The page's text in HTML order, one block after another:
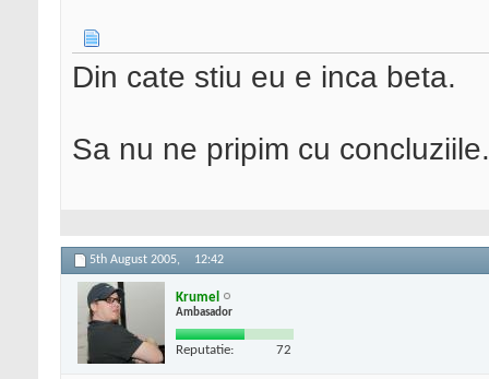
Din cate stiu eu e inca beta.
Sa nu ne pripim cu concluziile.
5th August 2005, 12:42
Krumel
Ambasador
Reputatie: 72